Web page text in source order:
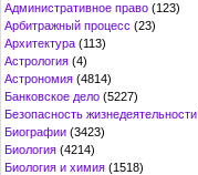
Административное право (123)
Арбитражный процесс (23)
Архитектура (113)
Астрология (4)
Астрономия (4814)
Банковское дело (5227)
Безопасность жизнедеятельности
Биографии (3423)
Биология (4214)
Биология и химия (1518)